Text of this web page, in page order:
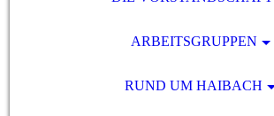
ARBEITSGRUPPEN
RUND UM HAIBACH